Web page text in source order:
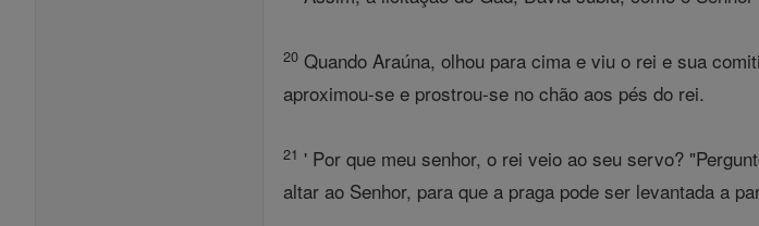
20 Quando Araúna, olhou para cima e viu o rei e sua
aproximou-se e prostrou-se no chão aos pés do rei.
21 ' Por que meu senhor, o rei veio ao seu servo?
altar ao Senhor, para que a praga pode ser levantada a